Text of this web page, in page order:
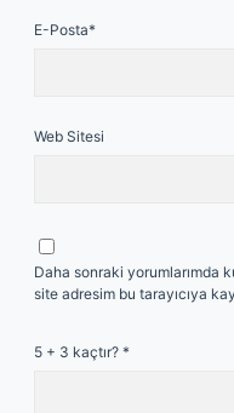
E-Posta*
Web Sitesi
Daha sonraki yorumlarımda
site adresim bu tarayıcıya
5 + 3 kaçtır? *